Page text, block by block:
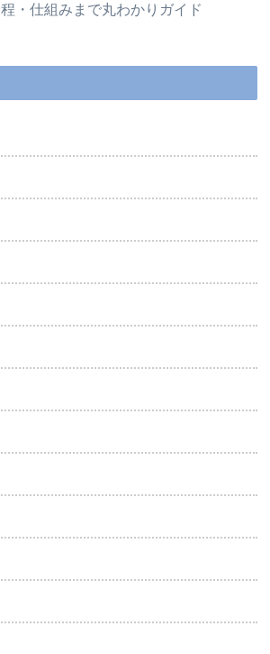
程・仕組みまで丸わかりガイド